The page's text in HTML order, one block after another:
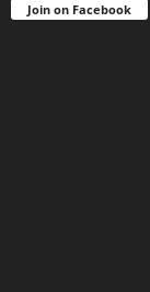
Join on Facebook